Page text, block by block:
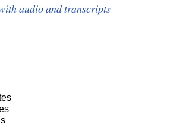
audio and transcripts